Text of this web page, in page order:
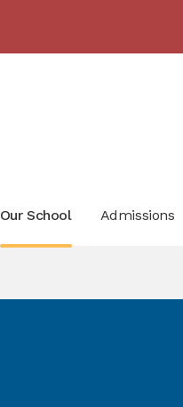
Our School Admissions